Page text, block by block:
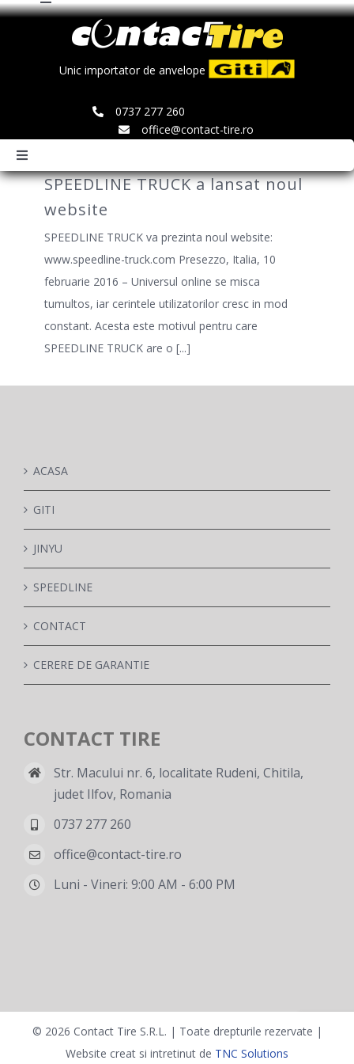
Skip
Toggle
Navigation
Comenzi
Unic importator de anvelope
0737 277 260
office@contact-tire.ro
Toggle
Navigation
ANVELOPE JINYU
JANTE SPEEDLINE
DESPRE NOI
MONITORIZARE
SPEEDLINE TRUCK a lansat noul
website
SPEEDLINE TRUCK va prezinta noul website:
www.speedline-truck.com Presezzo, Italia, 10
februarie 2016 – Universul online se misca
tumultos, iar cerintele utilizatorilor cresc in mod
constant. Acesta este motivul pentru care
SPEEDLINE TRUCK are o [...]
ACASA
GITI
JINYU
SPEEDLINE
CONTACT
CERERE DE GARANTIE
CONTACT TIRE
Str. Macului nr. 6, localitate Rudeni, Chitila,
judet Ilfov, Romania
0737 277 260
office@contact-tire.ro
Luni - Vineri: 9:00 AM - 6:00 PM
© 2026 Contact Tire S.R.L. | Toate drepturile rezervate |
Website creat si intretinut de TNC Solutions